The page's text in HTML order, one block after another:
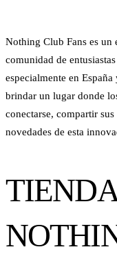
Nothing Club Fans es un
comunidad de
especialmente en
brindar un lugar donde
conectarse, compartir
novedades de esta